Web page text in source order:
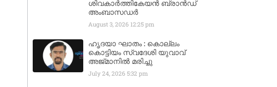
ശിവകാര്‍ത്തികേയന്‍ ബ്രാന്‍ഡ്
അംബാസഡര്‍
August 3, 2026 12:25 pm
ഹൃദയാ ഘാതം : കൊല്ലം
കൊട്ടിയം സ്വദേശി യുവാവ്
അജ്മാനിൽ മരിച്ചു
July 24, 2026 5:32 pm